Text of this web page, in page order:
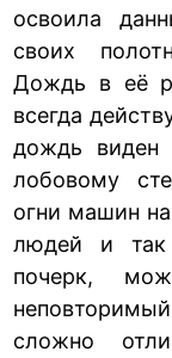
освоила
своих
Дождь в её
всегда
дождь виден
лобовому
огни машин
людей и
почерк,
сложно